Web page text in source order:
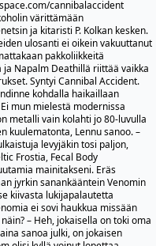
cannibalaccident
värittämään
ja kitaristi P. Kolkan kesken.
ulosanti ei oikein vakuuttanut
pakkoliikkeitä
ja Napalm Deathillä riittää vaikka
Syntyi Cannibal Accident.
kohdalla haikaillaan
mun mielestä modernissa
metalli vain kolahti jo 80-luvulla
kuulematonta, Lennu sanoo. –
levyjäkin tosi paljon,
Frostia, Fecal Body
mainitakseni. Eräs
jyrkin sanankääntein Venomin
kiivasta lukijapalautetta
ei sovi haukkua missään
– Heh, jokaisella on toki oma
sanoa julki, on jokaisen